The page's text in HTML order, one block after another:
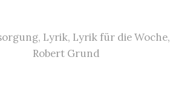
, Lyrik, Lyrik für die Woche,
Robert Grund